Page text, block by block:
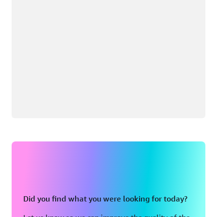
Did you find what you were looking for today?